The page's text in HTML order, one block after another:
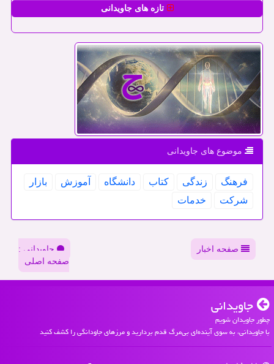
تازه های جاویدانی
موضوع های جاویدانی
فرهنگ زندگی كتاب دانشگاه آموزش
بازار
شركت
خدمات
صفحه اخبار
جاویدانی :
صفحه اصلی
جاویدانی
چطور جاویدان شویم
با جاویدانی، به سوی آینده‌ای بی‌مرگ قدم بردارید و مرزهای جاودانگی را کشف کنید